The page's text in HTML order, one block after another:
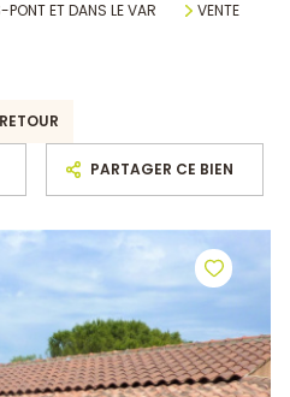
PONT ET DANS LE VAR
VENTE
RETOUR
PARTAGER CE BIEN